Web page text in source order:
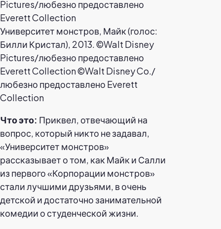
Университет монстров, Майк (голос:
Билли Кристал), 2013. ©Walt Disney
Pictures/любезно предоставлено
Everett Collection ©Walt Disney Co./
любезно предоставлено Everett
Collection
Что это: Приквел, отвечающий на
вопрос, который никто не задавал,
«Университет монстров»
рассказывает о том, как Майк и Салли
из первого «Корпорации монстров»
стали лучшими друзьями, в очень
детской и достаточно занимательной
комедии о студенческой жизни.